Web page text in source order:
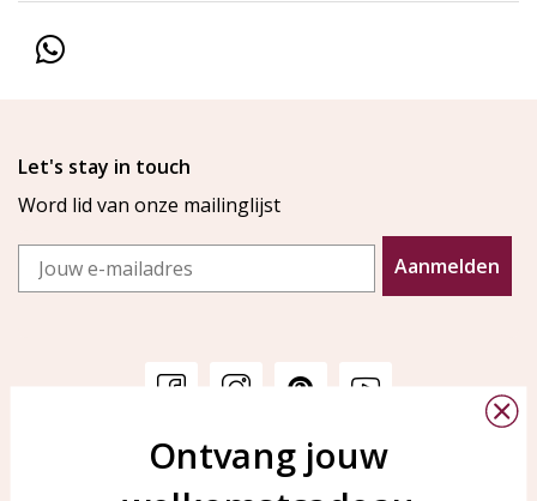
Let's stay in touch
Word lid van onze mailinglijst
Email
Aanmelden
KAYA Sieraden
Ontvang jouw